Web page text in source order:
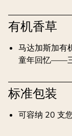
有机香草
马达加斯加有
童年回忆——
标准包装
可容纳 20 支